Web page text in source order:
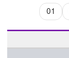
01